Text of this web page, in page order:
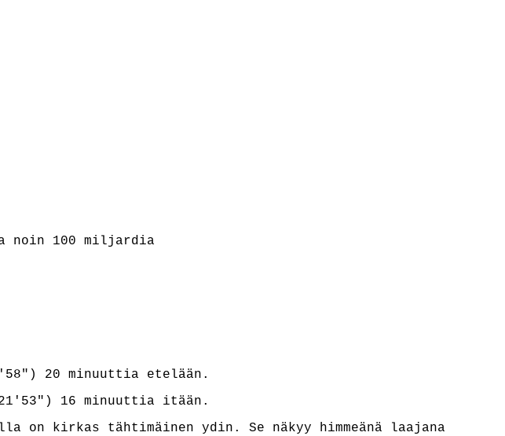
noin 100 miljardia
20 minuuttia etelään.
16 minuuttia itään.
on kirkas tähtimäinen ydin. Se näkyy himmeänä laajana